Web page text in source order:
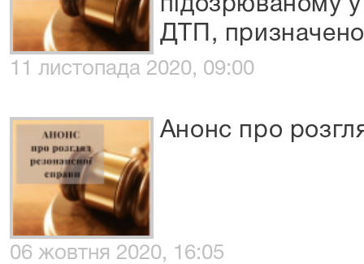
підозрюваному
ДТП,
11 листопада 2020, 09:00
Анонс про
06 жовтня 2020, 16:05